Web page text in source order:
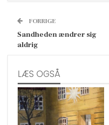
FORRIGE
Sandheden ændrer sig
aldrig
LÆS OGSÅ